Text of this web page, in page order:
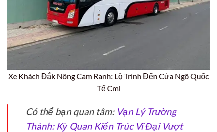
Xe Khách Đắk Nông Cam Ranh: Lộ Trình Đến Cửa Ngõ Quốc
Tế Cml
Có thể bạn quan tâm: Vạn Lý Trường
Thành: Kỳ Quan Kiến Trúc Vĩ Đại Vượt